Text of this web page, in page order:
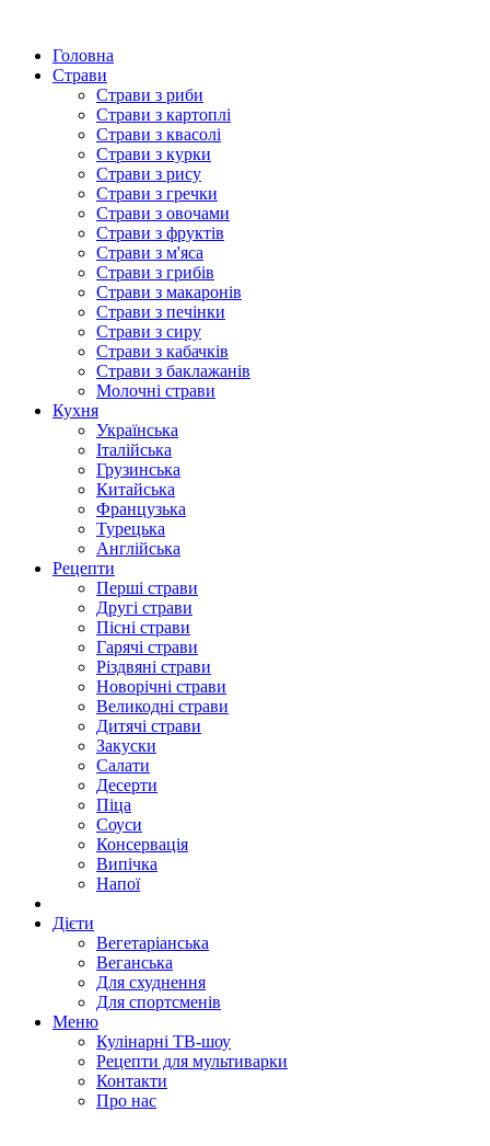
Головна
Страви
Страви з риби
Страви з картоплі
Страви з квасолі
Страви з курки
Страви з рису
Страви з гречки
Страви з овочами
Страви з фруктів
Страви з м'яса
Страви з грибів
Страви з макаронів
Страви з печінки
Страви з сиру
Страви з кабачків
Страви з баклажанів
Молочні страви
Кухня
Українська
Італійська
Грузинська
Китайська
Французька
Турецька
Англійська
Рецепти
Перші страви
Другі страви
Пісні страви
Гарячі страви
Різдвяні страви
Новорічні страви
Великодні страви
Дитячі страви
Закуски
Салати
Десерти
Піца
Соуси
Консервація
Випічка
Напої
Дієти
Вегетаріанська
Веганська
Для схуднення
Для спортсменів
Меню
Кулінарні ТВ-шоу
Рецепти для мультиварки
Контакти
Про нас